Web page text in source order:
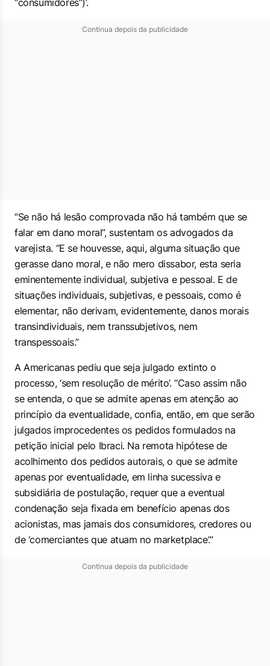
“consumidores”)’.
Continua depois da publicidade
“Se não há lesão comprovada não há também que se
falar em dano moral”, sustentam os advogados da
varejista. “E se houvesse, aqui, alguma situação que
gerasse dano moral, e não mero dissabor, esta seria
eminentemente individual, subjetiva e pessoal. E de
situações individuais, subjetivas, e pessoais, como é
elementar, não derivam, evidentemente, danos morais
transindividuais, nem transsubjetivos, nem
transpessoais.”
A Americanas pediu que seja julgado extinto o
processo, ‘sem resolução de mérito’. “Caso assim não
se entenda, o que se admite apenas em atenção ao
princípio da eventualidade, confia, então, em que serão
julgados improcedentes os pedidos formulados na
petição inicial pelo Ibraci. Na remota hipótese de
acolhimento dos pedidos autorais, o que se admite
apenas por eventualidade, em linha sucessiva e
subsidiária de postulação, requer que a eventual
condenação seja fixada em benefício apenas dos
acionistas, mas jamais dos consumidores, credores ou
de ‘comerciantes que atuam no marketplace’.”
Continua depois da publicidade